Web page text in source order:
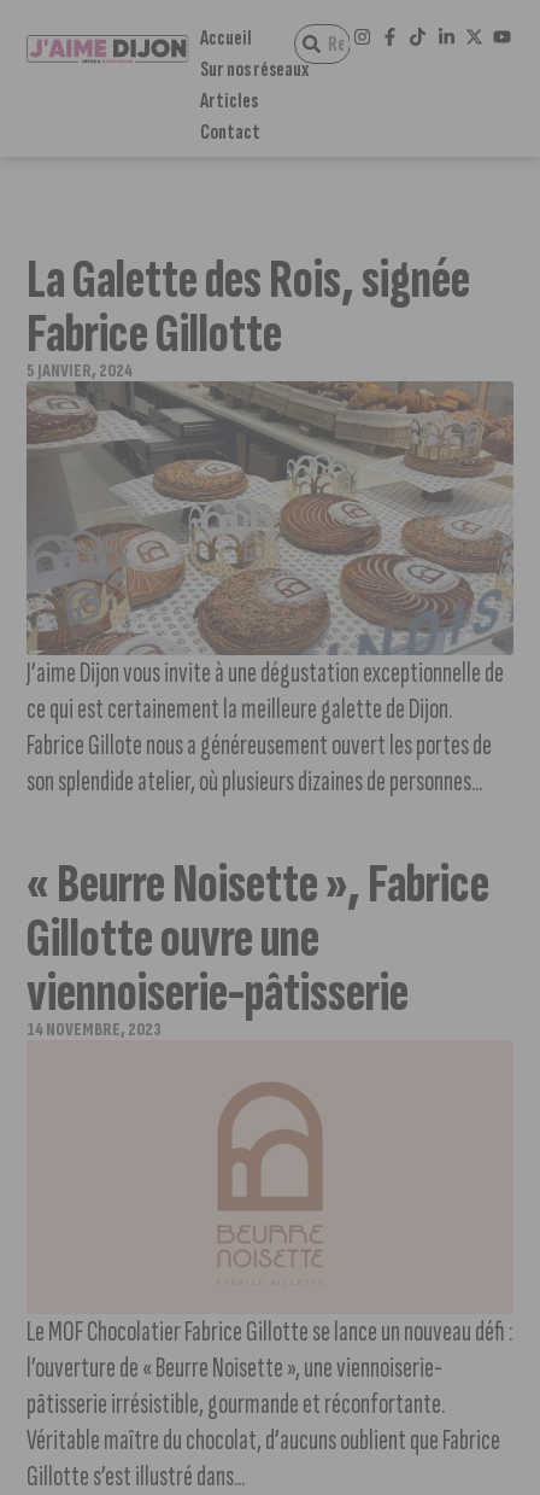
Accueil
Sur nos réseaux
Articles
Contact
La Galette des Rois, signée
Fabrice Gillotte
5 JANVIER, 2024
J’aime Dijon vous invite à une dégustation exceptionnelle de
ce qui est certainement la meilleure galette de Dijon.
Fabrice Gillote nous a généreusement ouvert les portes de
son splendide atelier, où plusieurs dizaines de personnes...
« Beurre Noisette », Fabrice
Gillotte ouvre une
viennoiserie-pâtisserie
14 NOVEMBRE, 2023
Le MOF Chocolatier Fabrice Gillotte se lance un nouveau défi :
l’ouverture de « Beurre Noisette », une viennoiserie-
pâtisserie irrésistible, gourmande et réconfortante.
Véritable maître du chocolat, d’aucuns oublient que Fabrice
Gillotte s’est illustré dans...